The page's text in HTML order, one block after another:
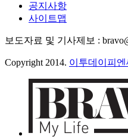
공지사항
사이트맵
보도자료 및 기사제보 :
Copyright 2014. 이투데이피엔